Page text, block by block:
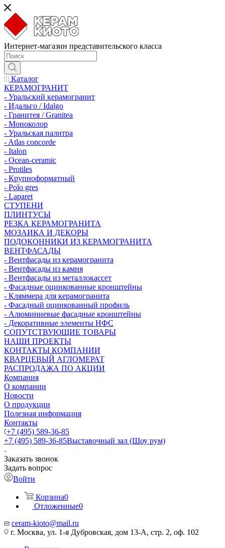
Интернет-магазин представительского класса
Каталог
КЕРАМОГРАНИТ
- Уральский керамогранит
- Идальго / Idalgo
- Гранитея / Granitea
- Моноколор
- Уральская палитра
- Atlas concorde
- Italon
- Ocean-ceramic
- Protiles
- Крупноформатный
- Polo gres
- Laparet
СТУПЕНИ
ПЛИНТУСЫ
РЕЗКА КЕРАМОГРАНИТА
МОЗАИКА И ДЕКОРЫ
ПОДОКОННИКИ ИЗ КЕРАМОГРАНИТА
ВЕНТФАСАДЫ
- Вентфасады из керамогранита
- Вентфасады из камня
- Вентфасады из металлокассет
- Фасадные оцинкованные кронштейны
- Кляммера для керамогранита
- Фасадный оцинкованный профиль
- Алюминиевые фасадные кронштейны
- Декоративные элементы НФС
СОПУТСТВУЮЩИЕ ТОВАРЫ
НАШИ ПРОЕКТЫ
КОНТАКТЫ КОМПАНИИ
КВАРЦЕВЫЙ АГЛОМЕРАТ
РАСПРОДАЖА ПО АКЦИИ
Компания
О компании
Новости
О продукции
Полезная информация
Контакты
+7 (495) 589-36-85
+7 (495) 589-36-85Выставочный зал (Шоу рум)
Заказать звонок
Задать вопрос
Войти
Корзина0
Отложенные0
ceram-kioto@mail.ru
г. Москва, ул. 1-я Дубровская, дом 13-А, стр. 2, оф. 102